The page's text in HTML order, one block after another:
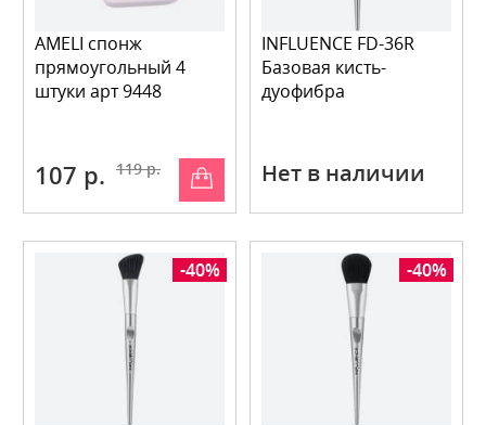
AMELI спонж
прямоугольный 4
штуки арт 9448
107 р. 119 р.
INFLUENCE FD-36R
Базовая кисть-
дуофибра
Нет в наличии
-40% -40%